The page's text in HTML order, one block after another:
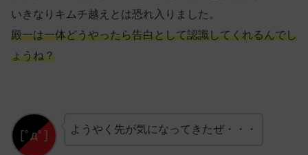
いきなりキムチ越えとは恐れ入りました。
殿一は一体どうやったら告白として認識してくれるんでし
ょうね？
ようやく先が気になってきたぜ・・・